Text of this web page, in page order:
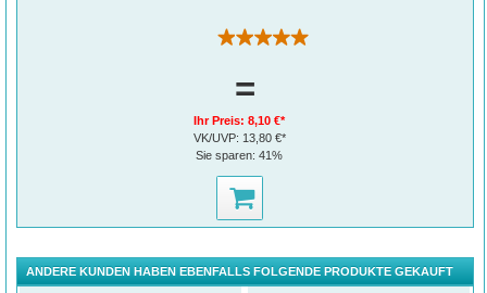
(1)
=
Ihr Preis:8,10 €*
VK/UVP: 13,80 €*
Sie sparen:41%
ANDERE KUNDEN HABEN EBENFALLS FOLGENDE PRODUKTE GEKAUFT